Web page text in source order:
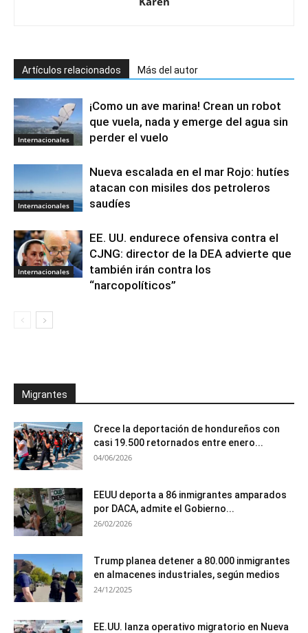
Artículos relacionados Más del autor
Internacionales
¡Como un ave marina! Crean un robot
que vuela, nada y emerge del agua sin
perder el vuelo
Internacionales
Nueva escalada en el mar Rojo: hutíes
atacan con misiles dos petroleros
saudíes
Internacionales
EE. UU. endurece ofensiva contra el
CJNG: director de la DEA advierte que
también irán contra los
“narcopolíticos”
Migrantes
Crece la deportación de hondureños con
casi 19.500 retornados entre enero...
04/06/2026
EEUU deporta a 86 inmigrantes amparados
por DACA, admite el Gobierno...
26/02/2026
Trump planea detener a 80.000 inmigrantes
en almacenes industriales, según medios
24/12/2025
EE.UU. lanza operativo migratorio en Nueva